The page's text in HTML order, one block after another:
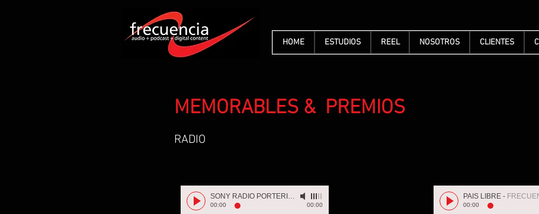
HOME ESTUDIOS REEL NOSOTROS CLIENTES
MEMORABLES & PREMIOS
RADIO
SONY RADIO PORTERIA- FRECUENCIA
00:00 00:00
PAIS LIBRE -
00:00